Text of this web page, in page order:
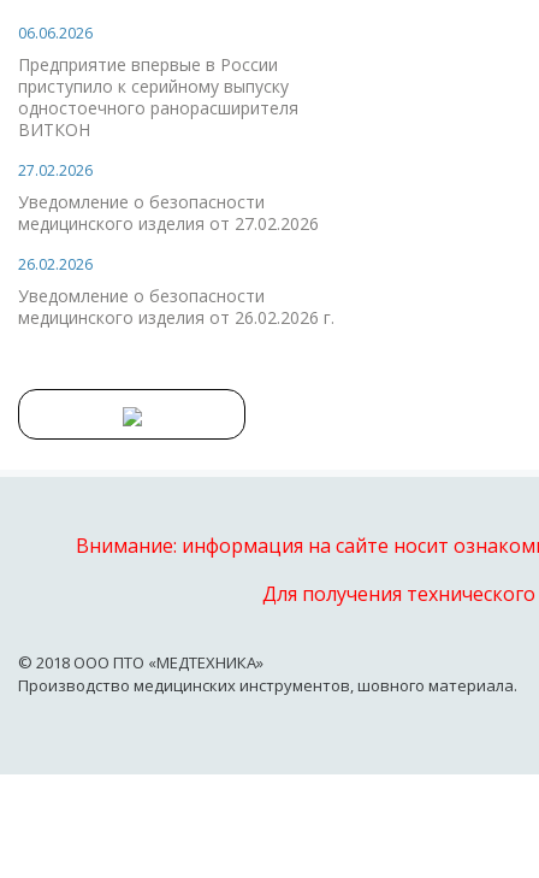
06.06.2026
Предприятие впервые в России
приступило к серийному выпуску
одностоечного ранорасширителя
ВИТКОН
27.02.2026
Уведомление о безопасности
медицинского изделия от 27.02.2026
26.02.2026
Уведомление о безопасности
медицинского изделия от 26.02.2026 г.
Внимание: информация на сайте носит
Для получения
© 2018 OOO ПТО «МЕДТЕХНИКА»
Производство медицинских инструментов, шовного материала.